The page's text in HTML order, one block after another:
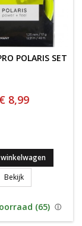
POLARIS SET
€ 8,99
BekijkSIGNUM PRO
(65)